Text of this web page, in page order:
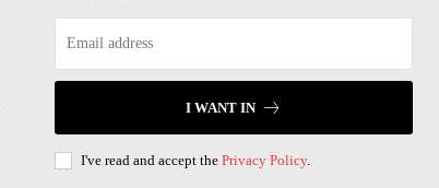
I WANT IN
I've read and accept the Privacy Policy.